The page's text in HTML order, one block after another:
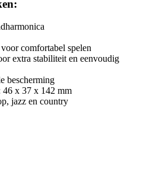
comfortabel spelen
extra stabiliteit en eenvoudig
bescherming
46 x 37 x 142 mm
jazz en country